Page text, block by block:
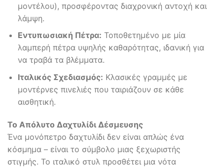
μοντέλου), προσφέροντας διαχρονική αντοχή και
λάμψη.
Εντυπωσιακή Πέτρα: Τοποθετημένο με μία
λαμπερή πέτρα υψηλής καθαρότητας, ιδανική για
να τραβά τα βλέμματα.
Ιταλικός Σχεδιασμός: Κλασικές γραμμές με
μοντέρνες πινελιές που ταιριάζουν σε κάθε
αισθητική.
Το Απόλυτο Δαχτυλίδι Δέσμευσης
Ένα μονόπετρο δαχτυλίδι δεν είναι απλώς ένα
κόσμημα – είναι το σύμβολο μιας ξεχωριστής
στιγμής. Το ιταλικό στυλ προσθέτει μια νότα